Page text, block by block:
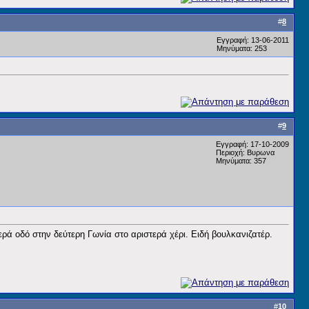
#8
Εγγραφή: 13-06-2011
Μηνύματα: 253
#9
Εγγραφή: 17-10-2009
Περιοχή: Βυρωνα
Μηνύματα: 357
στην δεύτερη Γωνία στο αριστερά χέρι. Ειδή βουλκανιζατέρ.
#10